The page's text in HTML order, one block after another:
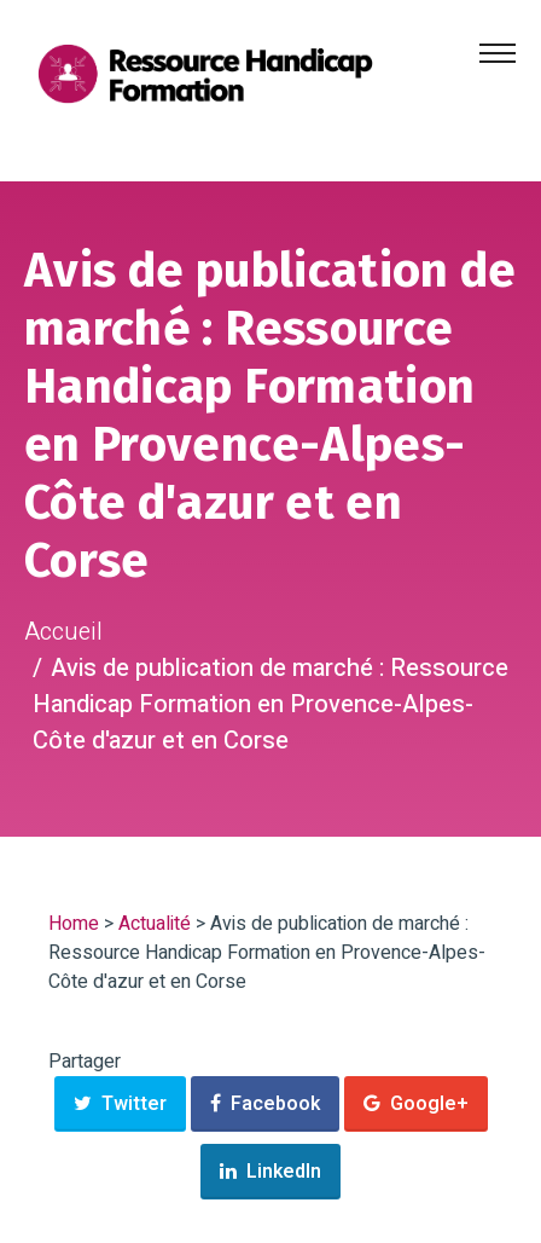
Menu
Avis de publication de
marché : Ressource
Handicap Formation
en Provence-Alpes-
Côte d'azur et en
Corse
Accueil
Avis de publication de marché : Ressource
Handicap Formation en Provence-Alpes-
Côte d'azur et en Corse
Home >Actualité >Avis de publication de marché :
Ressource Handicap Formation en Provence-Alpes-
Côte d'azur et en Corse
Partager
Twitter
Facebook Google+
LinkedIn